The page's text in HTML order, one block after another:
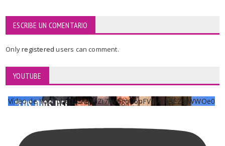
ESCRIBE UN COMENTARIO
Onlyregisteredusers can comment.
YOUTUBE
Vídeo de YouTube UCKqYjiZi7lzy6gqU6pFVFiA_A3EZ9JWWOe0